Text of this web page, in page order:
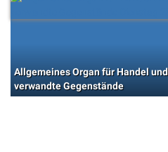
Allgemeines Organ für Handel
verwandte Gegenstände